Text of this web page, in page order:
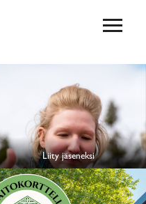
Liity jäseneksi